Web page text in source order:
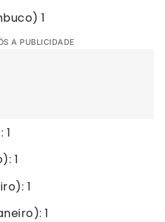
1
A PUBLICIDADE
1
1
1
1